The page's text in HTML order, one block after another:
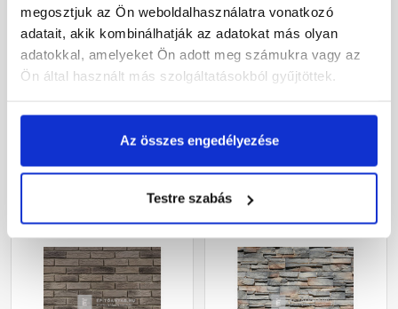
megosztjuk az Ön weboldalhasználatra vonatkozó
adatait, akik kombinálhatják az adatokat más olyan
adatokkal, amelyeket Ön adott meg számukra vagy az
Ön által használt más szolgáltatásokból gyűjtöttek.
Az összes engedélyezése
Testre szabás
Fabrostone Barcelona 1
beltéri falburkoló lap
Rendelésre
/ doboz
Fabrostone Loft 3 kültéri
falburkoló lap
Rendelésre
17 790 Ft